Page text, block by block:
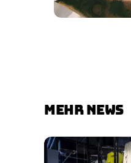
MEHR NEWS